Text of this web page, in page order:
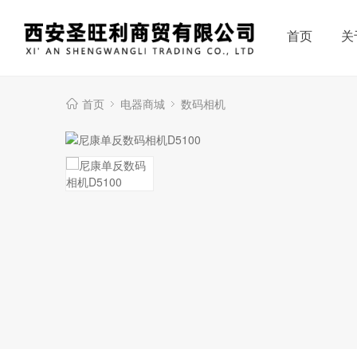
首页
首页 电器商城 数码相机